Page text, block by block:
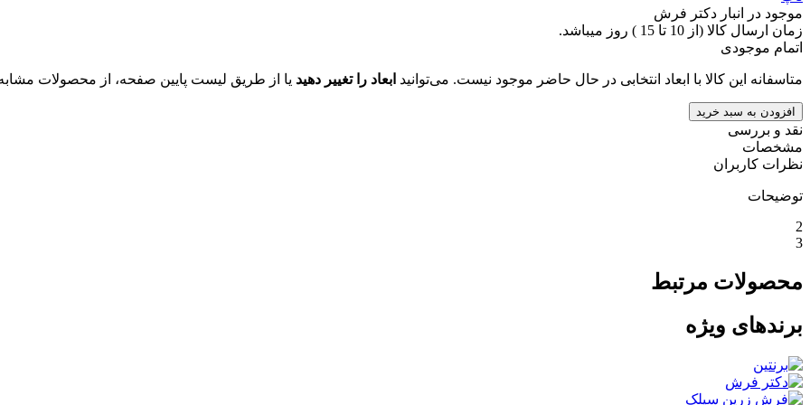
موجود در انبار دکتر فرش
زمان ارسال کالا (از 10 تا 15 ) روز میباشد.
اتمام موجودی
متاسفانه این کالا با ابعاد انتخابی در حال حاضر موجود نیست. می‌توانید ابعاد را تغییر دهید یا از طریق لیست پایین صفحه، از محصولات مشابه
افزودن به سبد خرید
نقد و بررسی
مشخصات
نظرات کاربران
توضیحات
2
3
محصولات مرتبط
برندهای ویژه